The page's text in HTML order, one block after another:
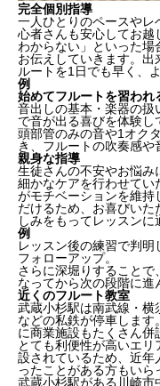
完全個別指導
一人ひとりのペースやレ
心者さんも安心してお
わからない」といった
お伝えしていきます。 出
ルートを1日でも早く、
例
始めてフルートを習われ
音出しの基本・楽器の扱
で音が出る喜びを体験し
頭部管のみの音や1オク
き、フルートの吹奏感や
親身な指導
生徒さんの不安やお悩み
細かなケアを行わせてい
がモチベーションを維持
だけるため、 お喜びいた
しみをもってレッスンに
例
レッスン後の練習で判
フォローアップ。
さらに深堀りすることで
なってから次の段階に進
近くのフルート教室
武蔵小杉駅は南武線・横
などの私鉄が停車しま
に商業施設もたくさん併
とても利便性が高いエリ
設されているため、近年
ったことがある方もいら
武蔵小杉駅がある川崎